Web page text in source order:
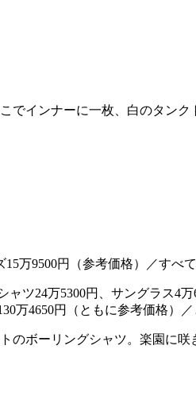
インナーに一枚、白のタン
ツ24万5300円、サングラス4
万4650円（ともに参考価格）
ボーリングシャツ。楽園に